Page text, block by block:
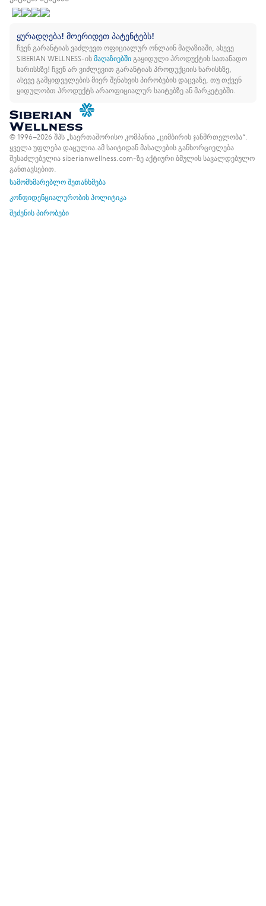
ყურადღება! მოერიდეთ პატენტებს!
ჩვენ გარანტიას ვაძლევთ ოფიციალურ ონლაინ მაღაზიაში, ასევე
SIBERIAN WELLNESS-ისმაღაზიებშიგაყიდული პროდუქტის სათანადო
ხარისხზე! ჩვენ არ ვიძლევით გარანტიას პროდუქციის ხარისხზე,
ასევე გამყიდველების მიერ შენახვის პირობების დაცვაზე, თუ თქვენ
ყიდულობთ პროდუქტს არაოფიციალურ საიტებზე ან მარკეტებში.
© 1996–2026 შპს „საერთაშორისო კომპანია „ციმბირის ჯანმრთელობა“.
ყველა უფლება დაცულია. ამ საიტიდან მასალების განხორციელება
შესაძლებელია siberianwellness.com-ზე აქტიური ბმულის სავალდებულო
განთავსებით.
სამომხმარებლო შეთანხმება
კონფიდენციალურობის პოლიტიკა
შეძენის პირობები